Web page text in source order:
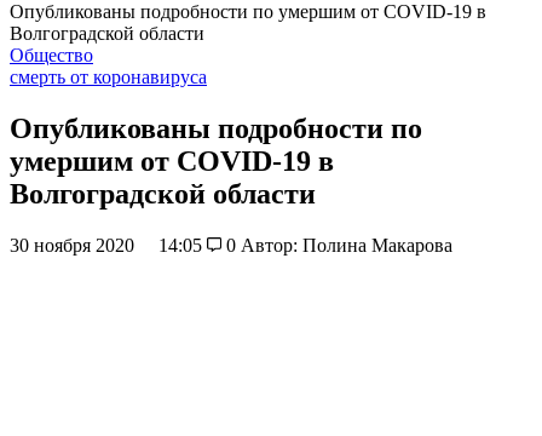
Опубликованы подробности по умершим от COVID-19 в
Волгоградской области
Общество
смерть от коронавируса
Опубликованы подробности по
умершим от COVID-19 в
Волгоградской области
30 ноября 2020 14:05 0 Автор: Полина Макарова